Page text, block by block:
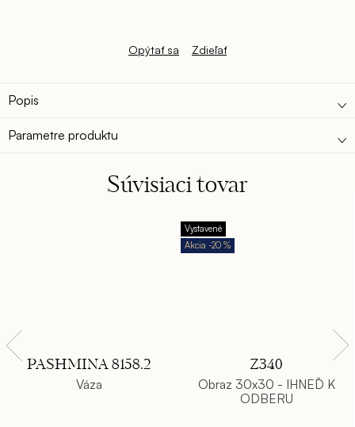
Opýtať sa Zdieľať
Popis
Parametre produktu
Súvisiaci tovar
PASHMINA 8158.2
Váza
Vystavené
-20 %
Z340
Obraz 30x30 - IHNEĎ K
ODBERU